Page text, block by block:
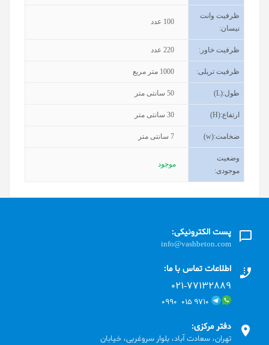
ظرفیت وانت
نیسان:
100 عدد
ظرفیت خاور :
220 عدد
ظرفیت تریلی:
1000 متر مربع
طول(L):
50 سانتی متر
ارتفاع(H):
30 سانتی متر
ضخامت(w):
7 سانتی متر
وضعیت
موجودی:
موجود
پست الکترونیکی:
info@vashbeton.com
اطلاعات تماس با ما:
۰۲۱-۷۷۱٣۲۸۸۹
۹۷۱۰ ۰۱۵ ۰۹۹۰
دفتر مرکزی:
تهران، سعادت آباد، بلوار سروغربی، خیابان